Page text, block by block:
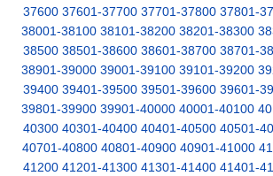
37600 37601-37700 37701-37800 37801-
38001-38100 38101-38200 38201-38300
38500 38501-38600 38601-38700 38701-
38901-39000 39001-39100 39101-39200
39400 39401-39500 39501-39600 39601-
39801-39900 39901-40000 40001-40100
40300 40301-40400 40401-40500 40501-
40701-40800 40801-40900 40901-41000
41200 41201-41300 41301-41400 41401-